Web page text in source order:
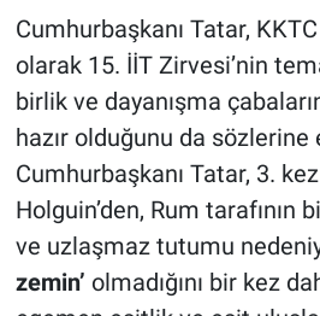
Cumhurbaşkanı Tatar,
olarak 15. İİT Zirvesi’nin
birlik ve dayanışma
hazır olduğunu da sözlerine
Cumhurbaşkanı Tatar, 3.
Holguin’den, Rum
ve uzlaşmaz tutumu
zemin’ olmadığını bir kez